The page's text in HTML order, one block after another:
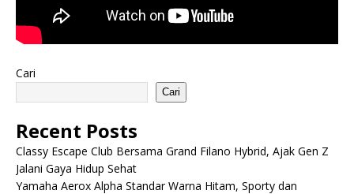
Cari
Cari
Recent Posts
Classy Escape Club Bersama Grand Filano Hybrid, Ajak Gen Z
Jalani Gaya Hidup Sehat
Yamaha Aerox Alpha Standar Warna Hitam, Sporty dan